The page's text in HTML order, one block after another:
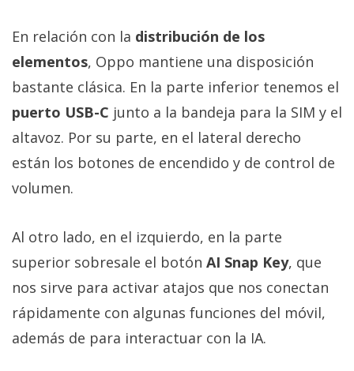
En relación con la distribución de los
elementos, Oppo mantiene una disposición
bastante clásica. En la parte inferior tenemos el
puerto USB-C junto a la bandeja para la SIM y el
altavoz. Por su parte, en el lateral derecho
están los botones de encendido y de control de
volumen.
Al otro lado, en el izquierdo, en la parte
superior sobresale el botón AI Snap Key, que
nos sirve para activar atajos que nos conectan
rápidamente con algunas funciones del móvil,
además de para interactuar con la IA.